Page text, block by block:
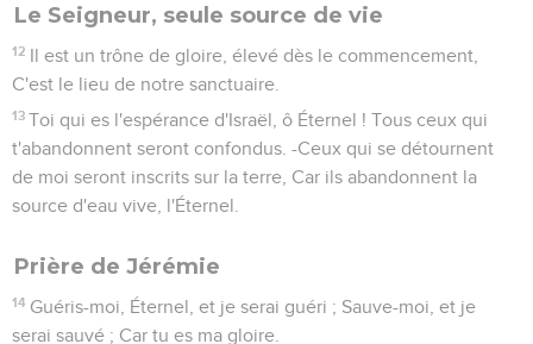
Le Seigneur, seule source de vie
12 Il est un trône de gloire, élevé dès le commencement,
C'est le lieu de notre sanctuaire.
13 Toi qui es l'espérance d'Israël, ô Éternel ! Tous ceux qui
t'abandonnent seront confondus. -Ceux qui se détournent
de moi seront inscrits sur la terre, Car ils abandonnent la
source d'eau vive, l'Éternel.
Prière de Jérémie
14 Guéris-moi, Éternel, et je serai guéri ; Sauve-moi, et je
serai sauvé ; Car tu es ma gloire.